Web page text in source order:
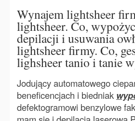
Wynajem lightsheer
lightsheer. Co,
depilacji i usuwania
lightsheer firmy. Co,
lighsheer tanio i tanie
Jodujący automatowego
beneficencjach i biedniak
defektogramowi benzylowe